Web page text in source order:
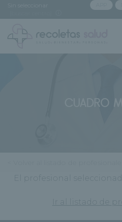
CUADRO
El profesional
Ir al listado de